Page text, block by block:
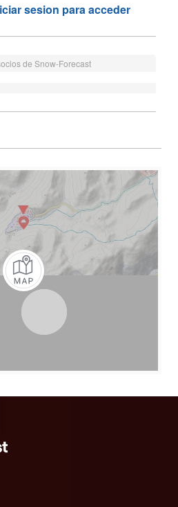
sesion para acceder
de Snow-Forecast